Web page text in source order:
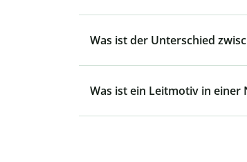
Was ist der Unterschied
Was ist ein Leitmotiv in einer